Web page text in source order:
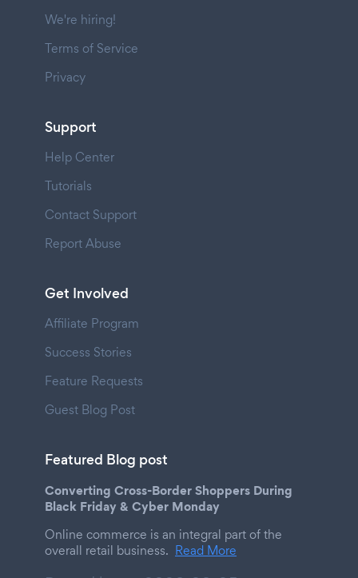
We're hiring!
Terms of Service
Privacy
Support
Help Center
Tutorials
Contact Support
Report Abuse
Get Involved
Affiliate Program
Success Stories
Feature Requests
Guest Blog Post
Featured Blog post
Converting Cross-Border Shoppers During
Black Friday & Cyber Monday
Online commerce is an integral part of the
overall retail business. Read More